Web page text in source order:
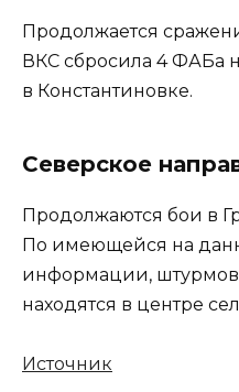
Продолжается
ВКС сбросила 4 ФАБа
в Константиновке.
Северское
Продолжаются бои в
По имеющейся на
информации,
находятся в центре
Источник